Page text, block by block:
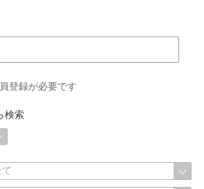
登録が必要です
検索